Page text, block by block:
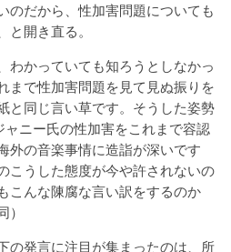
のだから、性加害問題についても
と開き直る。
わかっていても知ろうとしなかっ
まで性加害問題を見て見ぬ振りを
と同じ言い草です。そうした姿勢
ャニー氏の性加害をこれまで容認
外の音楽事情に造詣が深いです
こうした態度が今や許されないの
こんな陳腐な言い訳をするのか
）
の発言に注目が集まったのは、所